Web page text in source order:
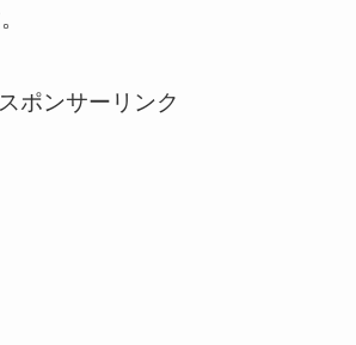
スポンサーリンク